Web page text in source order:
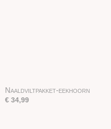
Naaldviltpakket-eekhoorn
€ 34,99